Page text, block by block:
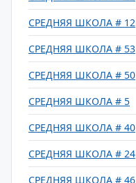
СРЕДНЯЯ ШКОЛА # 12
СРЕДНЯЯ ШКОЛА # 53
СРЕДНЯЯ ШКОЛА # 50
СРЕДНЯЯ ШКОЛА # 5
СРЕДНЯЯ ШКОЛА # 40
СРЕДНЯЯ ШКОЛА # 24
СРЕДНЯЯ ШКОЛА # 46